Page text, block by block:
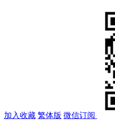
加入收藏 繁体版 微信订阅